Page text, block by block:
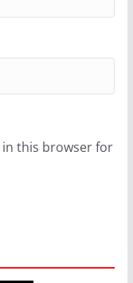
in this browser for